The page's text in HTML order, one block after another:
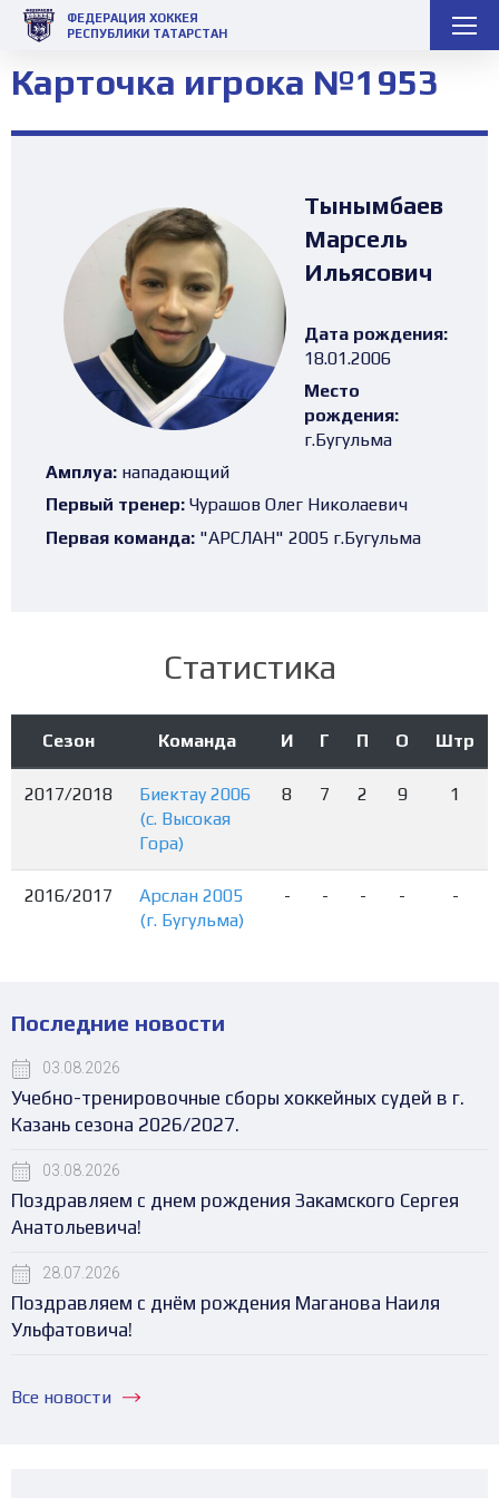
ФЕДЕРАЦИЯ ХОККЕЯ
РЕСПУБЛИКИ ТАТАРСТАН
Карточка игрока №1953
Тынымбаев
Марсель
Ильясович
Дата рождения:
18.01.2006
Место
рождения:
г.Бугульма
Амплуа: нападающий
Первый тренер: Чурашов Олег Николаевич
Первая команда: "АРСЛАН" 2005 г.Бугульма
Статистика
Сезон Команда И Г П О Штр
2017/2018
Биектау 2006
(с. Высокая
Гора)
8 7 2 9 1
2016/2017
Арслан 2005
(г. Бугульма)
- - - - -
Последние новости
03.08.2026
Учебно-тренировочные сборы хоккейных судей в г.
Казань сезона 2026/2027.
03.08.2026
Поздравляем с днем рождения Закамского Сергея
Анатольевича!
28.07.2026
Поздравляем с днём рождения Маганова Наиля
Ульфатовича!
Все новости